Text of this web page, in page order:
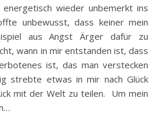
wieder unbemerkt ins
unbewusst, dass keiner mein
aus Angst Ärger dafür zu
wann in mir entstanden ist, dass
ist, das man verstecken
strebte etwas in mir nach Glück
mit der Welt zu teilen. Um mein